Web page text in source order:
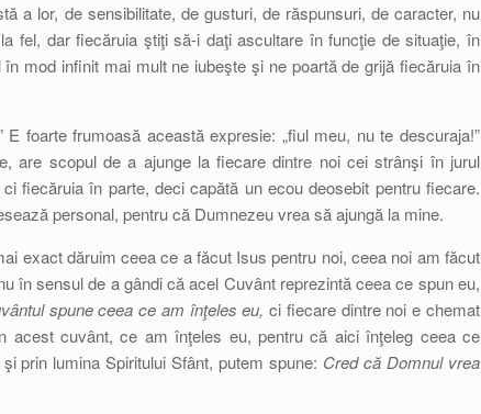
a lor, de sensibilitate, de gusturi, de răspunsuri, de caracter, nu
fel, dar fiecăruia ştiţi să-i daţi ascultare în funcţie de situaţie, în
mod infinit mai mult ne iubeşte şi ne poartă de grijă fiecăruia în
foarte frumoasă această expresie: „fiul meu, nu te descuraja!”
are scopul de a ajunge la fiecare dintre noi cei strânşi în jurul
fiecăruia în parte, deci capătă un ecou deosebit pentru fiecare.
personal, pentru că Dumnezeu vrea să ajungă la mine.
exact dăruim ceea ce a făcut Isus pentru noi, ceea noi am făcut
în sensul de a gândi că acel Cuvânt reprezintă ceea ce spun eu,
spune ceea ce am înţeles eu,ci fiecare dintre noi e chemat
cuvânt, ce am înţeles eu, pentru că aici înţeleg ceea ce
prin lumina Spiritului Sfânt, putem spune: Cred că Domnul vrea